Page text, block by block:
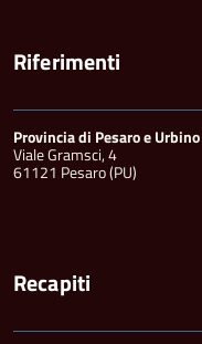
Riferimenti
Provincia di Pesaro e Urbino
Viale Gramsci, 4
61121 Pesaro (PU)
Recapiti